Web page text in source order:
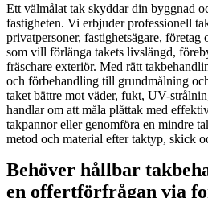
Ett välmålat tak skyddar din byggnad
fastigheten. Vi erbjuder professionell
privatpersoner, fastighetsägare, företag
som vill förlänga takets livslängd,
fräschare exteriör. Med rätt
och förbehandling till grundmålning
taket bättre mot väder, fukt, UV-
handlar om att måla plåttak med
takpannor eller genomföra en mindre
metod och material efter taktyp, skick
Behöver hållbar
en offertförfrågan via